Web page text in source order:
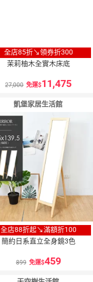
全店85折↘領券折300
茉莉柚木全實木床底
27,000 免運 11,475
凱堡家居生活館
全店88折起↘滿額折100
簡約日系直立全身鏡3色
899 免運 459